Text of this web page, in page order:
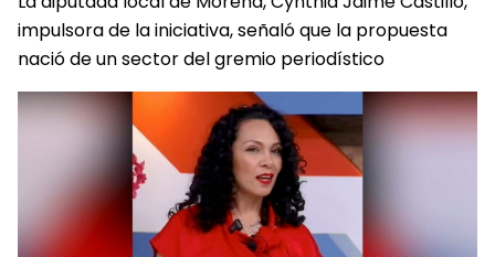
impulsora de la iniciativa, señaló que la propuesta
nació de un sector del gremio periodístico